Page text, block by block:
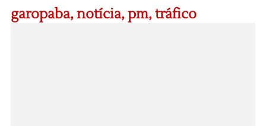
garopaba,notícia,pm,tráfico